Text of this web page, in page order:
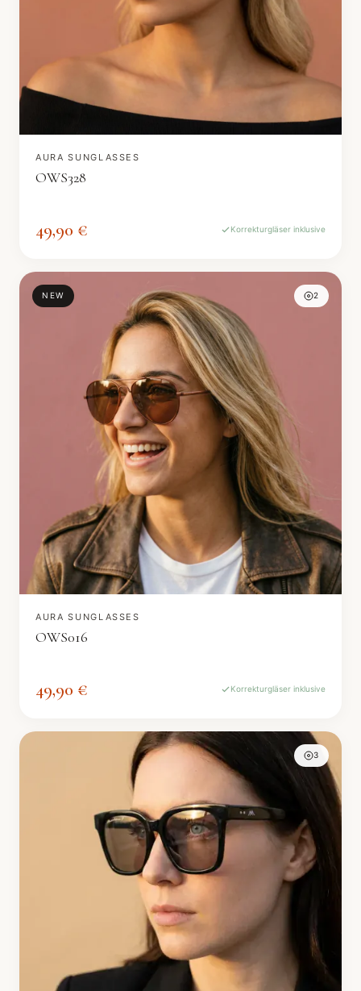
AURA SUNGLASSES
OWS328
49,90 € Korrekturgläser inklusive
NEW 2
AURA SUNGLASSES
OWS016
49,90 € Korrekturgläser inklusive
3